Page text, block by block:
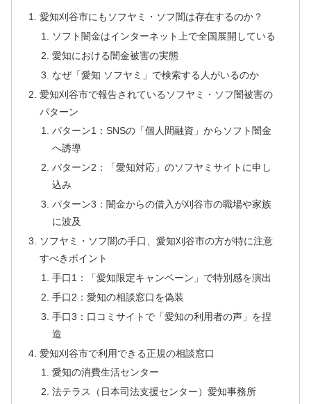
愛知刈谷市にもソフヤミ・ソフ闇は存在するのか？
ソフト闇金はインターネット上で全国展開している
愛知における闇金被害の実態
なぜ「愛知 ソフヤミ」で検索する人がいるのか
愛知刈谷市で報告されているソフヤミ・ソフ闇被害の
パターン
パターン1：SNSの「個人間融資」からソフト闇金
へ誘導
パターン2：「愛知対応」のソフヤミサイトに申し
込み
パターン3：闇金からの借入が刈谷市の職場や家族
に波及
ソフヤミ・ソフ闇の手口、愛知刈谷市の方が特に注意
すべきポイント
手口1：「愛知限定キャンペーン」で特別感を演出
手口2：愛知の相談窓口を偽装
手口3：口コミサイトで「愛知の利用者の声」を捏
造
愛知刈谷市で利用できる正規の相談窓口
愛知の消費生活センター
法テラス（日本司法支援センター）愛知事務所